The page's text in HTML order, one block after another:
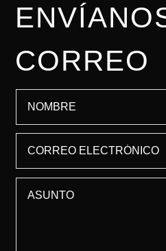
CORREO